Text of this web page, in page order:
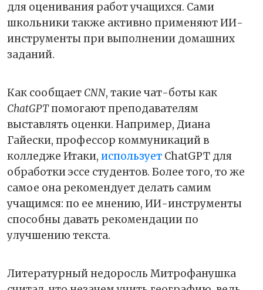
для оценивания работ учащихся. Сами
школьники также активно применяют ИИ-
инструменты при выполнении домашних
заданий.
Как сообщает CNN, такие чат-боты как
ChatGPTпомогают преподавателям
выставлять оценки. Например, Диана
Гайески, профессор коммуникаций в
колледже Итаки, использует ChatGPT для
обработки эссе студентов. Более того, то же
самое она рекомендует делать самим
учащимся: по ее мнению, ИИ-инструменты
способны давать рекомендации по
улучшению текста.
Литературный недоросль Митрофанушка